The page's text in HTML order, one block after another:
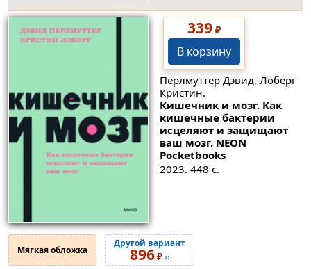
339₽
В корзину
Перлмуттер Дэвид, Лоберг
Кристин.
Кишечник и мозг. Как
кишечные бактерии
исцеляют и защищают
ваш мозг. NEON
Pocketbooks
2023. 448 с.
Мягкая обложка
Другой вариант
896₽››